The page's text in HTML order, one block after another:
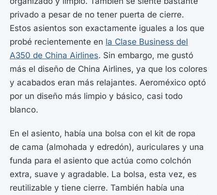
privado a pesar de no tener puerta de cierre.
Estos asientos son exactamente iguales a los que
probé recientemente en la Clase Business del
A350 de China Airlines. Sin embargo, me gustó
más el diseño de China Airlines, ya que los colores
y acabados eran más relajantes. Aeroméxico optó
por un diseño más limpio y básico, casi todo
blanco.
En el asiento, había una bolsa con el kit de ropa
de cama (almohada y edredón), auriculares y una
funda para el asiento que actúa como colchón
extra, suave y agradable. La bolsa, esta vez, es
reutilizable y tiene cierre. También había una